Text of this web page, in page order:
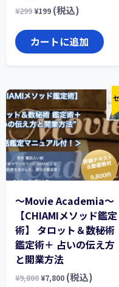
¥299¥199 (税込)
カートに追加
〜Movie Academia〜
【CHIAMIメソッド鑑定
術】 タロット＆数秘術
鑑定術＋ 占いの伝え方
と開業方法
¥9,800¥7,800 (税込)